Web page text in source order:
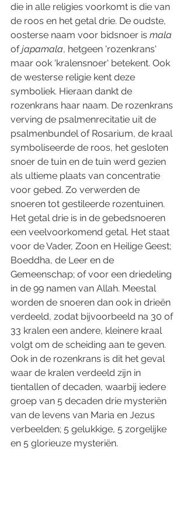
die in alle religies voorkomt is die van
de roos en het getal drie. De oudste,
oosterse naam voor bidsnoer is mala
of japamala, hetgeen 'rozenkrans'
maar ook 'kralensnoer' betekent. Ook
de westerse religie kent deze
symboliek. Hieraan dankt de
rozenkrans haar naam. De rozenkrans
verving de psalmenrecitatie uit de
psalmenbundel of Rosarium, de kraal
symboliseerde de roos, het gesloten
snoer de tuin en de tuin werd gezien
als ultieme plaats van concentratie
voor gebed. Zo verwerden de
snoeren tot gestileerde rozentuinen.
Het getal drie is in de gebedsnoeren
een veelvoorkomend getal. Het staat
voor de Vader, Zoon en Heilige Geest;
Boeddha, de Leer en de
Gemeenschap; of voor een driedeling
in de 99 namen van Allah. Meestal
worden de snoeren dan ook in drieën
verdeeld, zodat bijvoorbeeld na 30 of
33 kralen een andere, kleinere kraal
volgt om de scheiding aan te geven.
Ook in de rozenkrans is dit het geval
waar de kralen verdeeld zijn in
tientallen of decaden, waarbij iedere
groep van 5 decaden drie mysteriën
van de levens van Maria en Jezus
verbeelden; 5 gelukkige, 5 zorgelijke
en 5 glorieuze mysteriën.